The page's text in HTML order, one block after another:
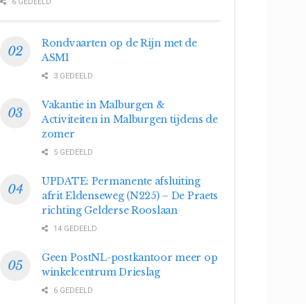
Rondvaarten op de Rijn met de
ASM1
3 GEDEELD
Vakantie in Malburgen &
Activiteiten in Malburgen tijdens de
zomer
5 GEDEELD
UPDATE: Permanente afsluiting
afrit Eldenseweg (N225) – De Praets
richting Gelderse Rooslaan
14 GEDEELD
Geen PostNL-postkantoor meer op
winkelcentrum Drieslag
6 GEDEELD